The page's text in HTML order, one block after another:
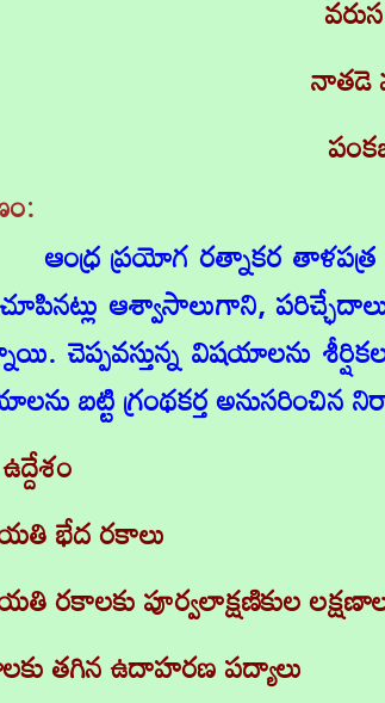
నాతడె
:
ప్రయోగ రత్నాకర తాళపత్ర
ఆశ్వాసాలుగాని,
చెప్పవస్తున్న విషయాలను
బట్టి గ్రంథకర్త అనుసరించిన
భేద రకాలు
రకాలకు పూర్వలాక్షణికుల
తగిన ఉదాహరణ పద్యాలు